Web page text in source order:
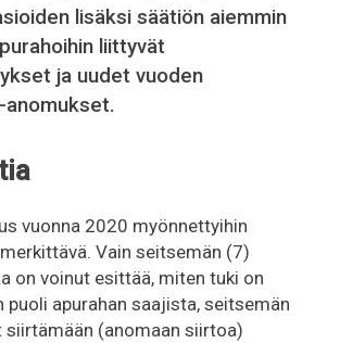
lisäksi säätiön aiemmin
liittyvät
ja uudet vuoden
anomukset.
vuonna 2020 myönnettyihin
Vain seitsemän (7)
on voinut esittää, miten tuki on
puoli apurahan saajista, seitsemän
siirtämään (anomaan siirtoa)